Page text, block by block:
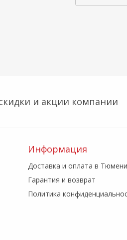
и акции компании
Информация
Доставка и оплата в Тюмени
Гарантия и возврат
Политика